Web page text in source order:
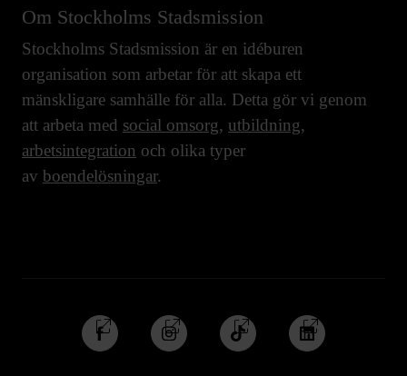
Om Stockholms Stadsmission
Stockholms Stadsmission är en idéburen
organisation som arbetar för att skapa ett
mänskligare samhälle för alla. Detta gör vi genom
att arbeta med social omsorg, utbildning,
arbetsintegration och olika typer
av boendelösningar.
Följ
oss
Följ
oss
Följ
oss
Följ
oss